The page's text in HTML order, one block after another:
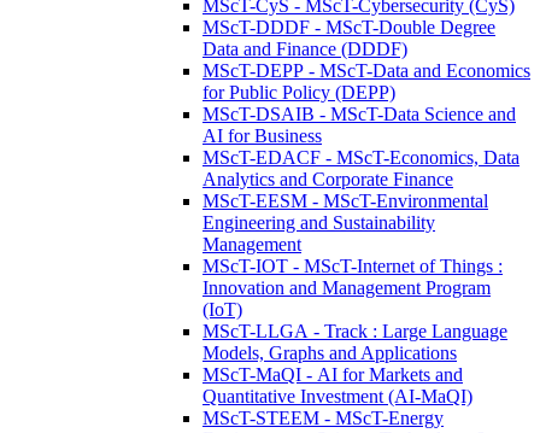
MScT-CyS - MScT-Cybersecurity (CyS)
MScT-DDDF - MScT-Double Degree
Data and Finance (DDDF)
MScT-DEPP - MScT-Data and Economics
for Public Policy (DEPP)
MScT-DSAIB - MScT-Data Science and
AI for Business
MScT-EDACF - MScT-Economics, Data
Analytics and Corporate Finance
MScT-EESM - MScT-Environmental
Engineering and Sustainability
Management
MScT-IOT - MScT-Internet of Things :
Innovation and Management Program
(IoT)
MScT-LLGA - Track : Large Language
Models, Graphs and Applications
MScT-MaQI - AI for Markets and
Quantitative Investment (AI-MaQI)
MScT-STEEM - MScT-Energy